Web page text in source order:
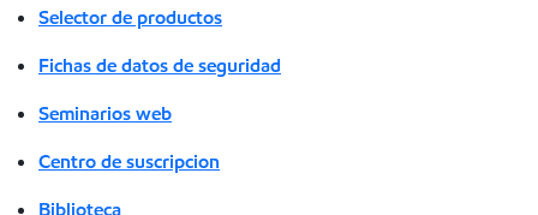
Selector de productos
Fichas de datos de seguridad
Seminarios web
Centro de suscripcion
Biblioteca